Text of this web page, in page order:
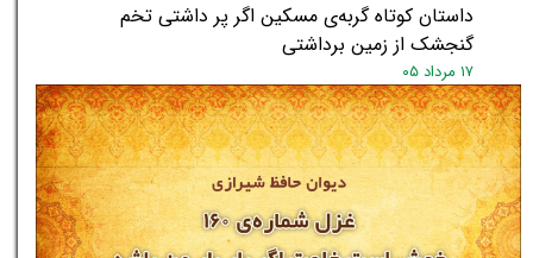
★★
داستان کوتاه گربه‌ی مسکین اگر پر داشتی تخم
گنجشک از زمین برداشتی
۱۷ مرداد ۰۵